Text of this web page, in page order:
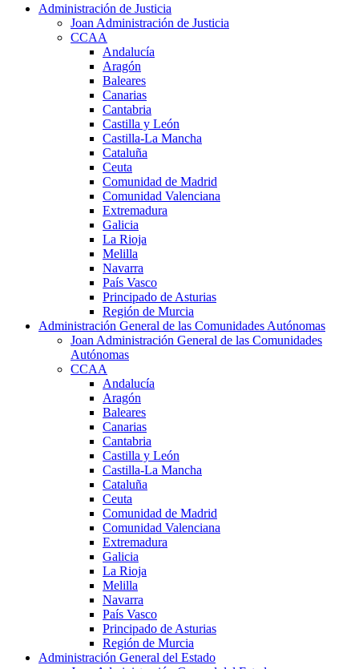
Administración de Justicia
Joan Administración de Justicia
CCAA
Andalucía
Aragón
Baleares
Canarias
Cantabria
Castilla y León
Castilla-La Mancha
Cataluña
Ceuta
Comunidad de Madrid
Comunidad Valenciana
Extremadura
Galicia
La Rioja
Melilla
Navarra
País Vasco
Principado de Asturias
Región de Murcia
Administración General de las Comunidades Autónomas
Joan Administración General de las Comunidades
Autónomas
CCAA
Andalucía
Aragón
Baleares
Canarias
Cantabria
Castilla y León
Castilla-La Mancha
Cataluña
Ceuta
Comunidad de Madrid
Comunidad Valenciana
Extremadura
Galicia
La Rioja
Melilla
Navarra
País Vasco
Principado de Asturias
Región de Murcia
Administración General del Estado